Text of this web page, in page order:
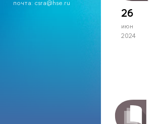
почта: csra@hse.ru
26
июн
2024